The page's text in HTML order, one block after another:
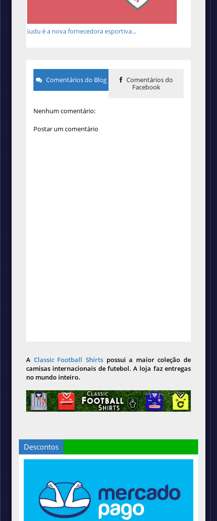
Sudu é a nova fornecedora esportiva...
Comentários do Blog
Comentários do
Facebook
Nenhum comentário:
Postar um comentário
A Classic Football Shirts possui a maior coleção de
camisas internacionais de futebol. A loja faz entregas
no mundo inteiro.
Descontos